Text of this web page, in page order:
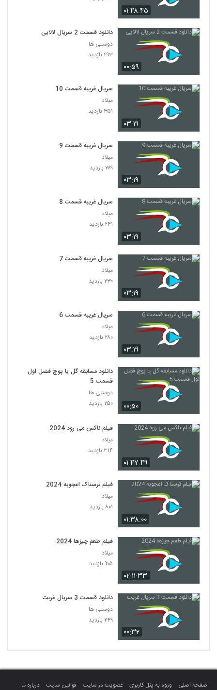
۰۱:۴۸:۴۵
۰۰:۵۹
دانلود قسمت 2 سریال لالایی
دوستی ها
۲۹۳ بازدید
۰۳:۱۹
سریال غریبه قسمت 10
میلاد
۳۵۱ بازدید
۰۳:۱۹
سریال غریبه قسمت 9
میلاد
۲۸۹ بازدید
۰۳:۱۹
سریال غریبه قسمت 8
میلاد
۲۴۱ بازدید
۰۳:۱۹
سریال غریبه قسمت 7
میلاد
۲۳۰ بازدید
۰۳:۱۹
سریال غریبه قسمت 6
میلاد
۲۸۰ بازدید
۰۰:۵۰
دانلود مسابقه گل یا پوچ فصل اول
قسمت 5
دوستی ها
۲۵۰ بازدید
۰۱:۴۷:۴۹
فیلم ناکس می رود 2024
میلاد
۳۱۴ بازدید
۰۱:۳۸:۰۰
فیلم ترسناک اعجوبه 2024
میلاد
۸۰۱ بازدید
۰۲:۱۱:۳۳
فیلم طعم چیزها 2024
میلاد
۹۱۵ بازدید
۰۰:۳۲
دانلود قسمت 3 سریال غربت
دوستی ها
۲۴۹ بازدید
صفحه اصلی ورود به پنل کاربری عضویت در سایت قوانین سایت درباره ما